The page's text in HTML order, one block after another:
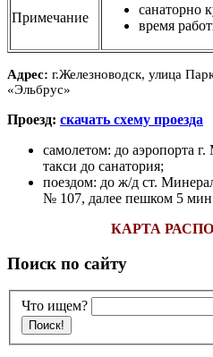
Примечание
санаторно
время
Адрес: г.Железноводск, улица
«Эльбрус»
Проезд: скачать схему проезда
самолетом: до аэропорта
такси до санатория;
поездом: до ж/д ст.
№ 107, далее пешком 5
КАРТА
Поиск по сайту
Что ищем?